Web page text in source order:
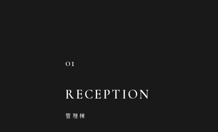
01
RECEPTION
管理棟